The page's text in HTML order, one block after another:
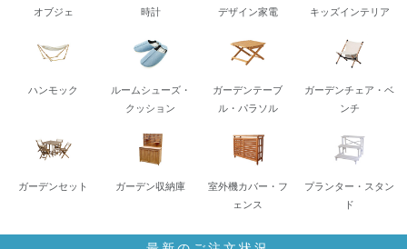
オブジェ 時計 デザイン家電 キッズインテリア
ハンモック
ルームシューズ・
クッション
ガーデンテーブ
ル・パラソル
ガーデンチェア・ベ
ンチ
ガーデンセット ガーデン収納庫
室外機カバー・フ
ェンス
プランター・スタン
ド